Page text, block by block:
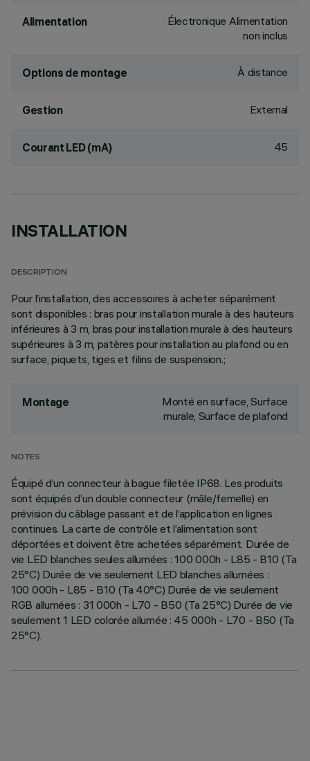
Alimentation
Électronique Alimentation
non inclus
Options de montage À distance
Gestion External
Courant LED (mA) 45
INSTALLATION
DESCRIPTION
Pour l’installation, des accessoires à acheter séparément
sont disponibles : bras pour installation murale à des hauteurs
inférieures à 3 m, bras pour installation murale à des hauteurs
supérieures à 3 m, patères pour installation au plafond ou en
surface, piquets, tiges et filins de suspension.;
Montage
Monté en surface, Surface
murale, Surface de plafond
NOTES
Équipé d’un connecteur à bague filetée IP68. Les produits
sont équipés d’un double connecteur (mâle/femelle) en
prévision du câblage passant et de l’application en lignes
continues. La carte de contrôle et l’alimentation sont
déportées et doivent être achetées séparément. Durée de
vie LED blanches seules allumées : 100 000h - L85 - B10 (Ta
25°C) Durée de vie seulement LED blanches allumées :
100 000h - L85 - B10 (Ta 40°C) Durée de vie seulement
RGB allumées : 31 000h - L70 - B50 (Ta 25°C) Durée de vie
seulement 1 LED colorée allumée : 45 000h - L70 - B50 (Ta
25°C).